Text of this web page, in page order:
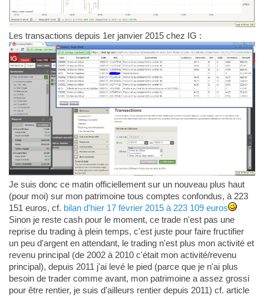
Les transactions depuis 1er janvier 2015 chez IG :
Je suis donc ce matin officiellement sur un nouveau plus haut
(pour moi) sur mon patrimoine tous comptes confondus, à 223
151 euros, cf. bilan d'hier 17 février 2015 à 223 109 euros
Sinon je reste cash pour le moment, ce trade n'est pas une
reprise du trading à plein temps, c'est juste pour faire fructifier
un peu d'argent en attendant, le trading n'est plus mon activité et
revenu principal (de 2002 à 2010 c'était mon activité/revenu
principal), depuis 2011 j'ai levé le pied (parce que je n'ai plus
besoin de trader comme avant, mon patrimoine a assez grossi
pour être rentier, je suis d'ailleurs rentier depuis 2011) cf. article